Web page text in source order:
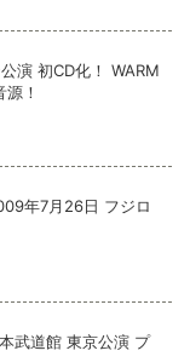
演 初CD化！ WARM
！
年7月26日 フジロ
武道館 東京公演 プ